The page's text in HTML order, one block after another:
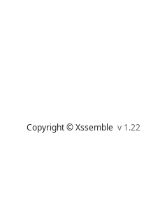
Copyright © Xssemblev 1.22